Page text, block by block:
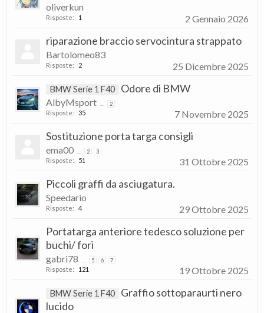
oliverkun
Risposte: 1 2 Gennaio 2026
riparazione braccio servocintura strappato
Bartolomeo83
Risposte: 2 25 Dicembre 2025
BMW Serie 1 F40 Odore di BMW
AlbyMsport 2
Risposte: 35 7 Novembre 2025
Sostituzione porta targa consigli
ema00 2 3
Risposte: 51 31 Ottobre 2025
Piccoli graffi da asciugatura.
Speedario
Risposte: 4 29 Ottobre 2025
Portatarga anteriore tedesco soluzione per
buchi/ fori
gabri78 5 6 7
Risposte: 121 19 Ottobre 2025
BMW Serie 1 F40
Graffio sottoparaurti nero
lucido